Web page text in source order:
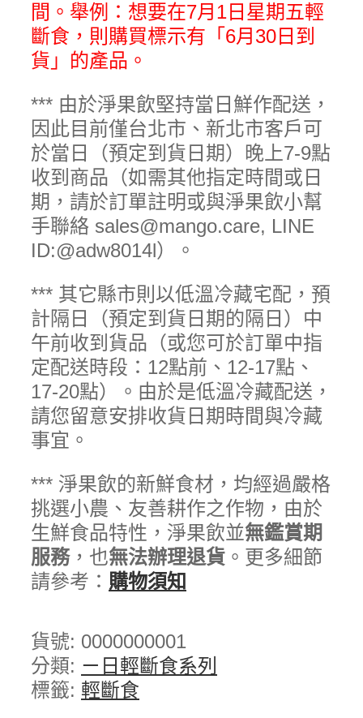
間。舉例：想要在7月1日星期五輕
斷食，則購買標示有「6月30日到
貨」的產品。
*** 由於淨果飲堅持當日鮮作配送，
因此目前僅台北市、新北市客戶可
於當日（預定到貨日期）晚上7-9點
收到商品（如需其他指定時間或日
期，請於訂單註明或與淨果飲小幫
手聯絡 sales@mango.care, LINE
ID:@adw8014l）。
*** 其它縣市則以低溫冷藏宅配，預
計隔日（預定到貨日期的隔日）中
午前收到貨品（或您可於訂單中指
定配送時段：12點前、12-17點、
17-20點）。由於是低溫冷藏配送，
請您留意安排收貨日期時間與冷藏
事宜。
*** 淨果飲的新鮮食材，均經過嚴格
挑選小農、友善耕作之作物，由於
生鮮食品特性，淨果飲並無鑑賞期
服務，也無法辦理退貨 。更多細節
請參考： 購物須知
貨號: 0000000001
分類: ㄧ日輕斷食系列
標籤: 輕斷食